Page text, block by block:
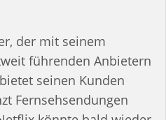
der mit seinem
führenden Anbietern
seinen Kunden
Fernsehsendungen